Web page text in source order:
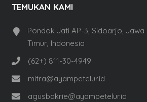
TEMUKAN KAMI
Pondok Jati AP-3, Sidoarjo, Jawa
Timur, Indonesia
(62+) 811-30-4949
mitra@ayampetelur.id
agusbakrie@ayampetelur.id